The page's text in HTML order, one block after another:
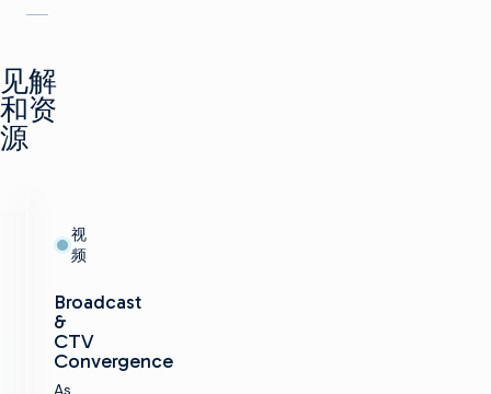
见解
和资
源
视
频
Broadcast
&
CTV
Convergence
As